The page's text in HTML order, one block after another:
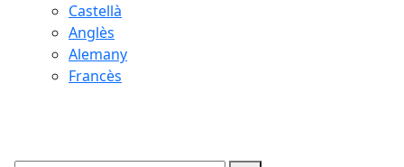
Castellà
Anglès
Alemany
Francès